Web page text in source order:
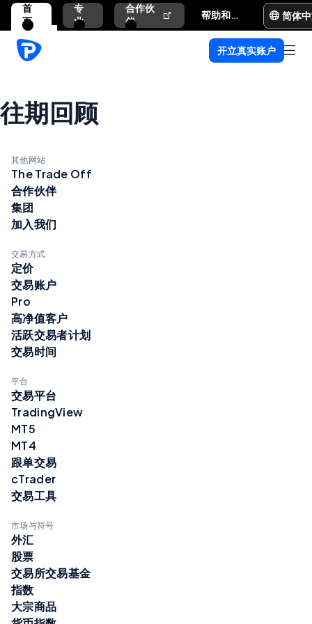
首
页
专
业
合作伙
伴
帮助和支持 简体
开立真实账户
往期回顾
其他网站
The Trade Off
合作伙伴
集团
加入我们
交易方式
定价
交易账户
Pro
高净值客户
活跃交易者计划
交易时间
平台
交易平台
TradingView
MT5
MT4
跟单交易
cTrader
交易工具
市场与符号
外汇
股票
交易所交易基金
指数
大宗商品